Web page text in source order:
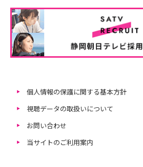
個人情報の保護に関する基本方針
視聴データの取扱いについて
お問い合わせ
当サイトのご利用案内